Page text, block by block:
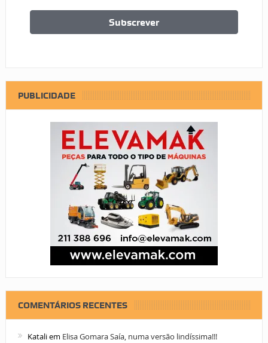
PUBLICIDADE
COMENTÁRIOS RECENTES
Kataliem Elisa Gomara Saía, numa versão lindíssima!!!